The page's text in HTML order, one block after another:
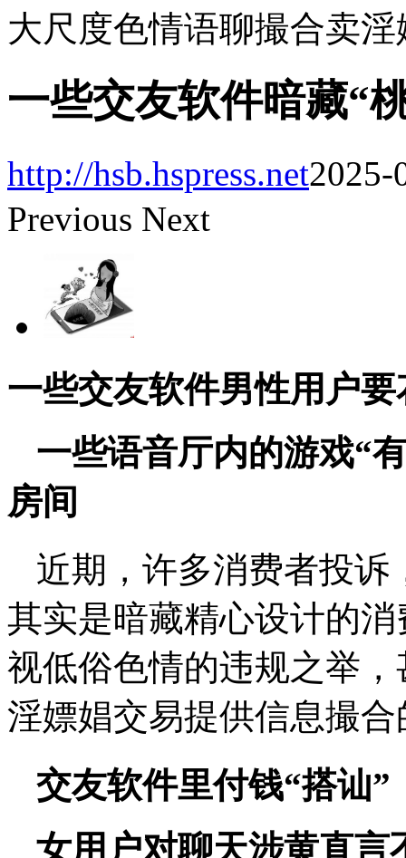
大尺度色情语聊撮合卖淫
一些交友软件暗藏“
http://hsb.hspress.net2025-
Previous Next
一些交友软件男性用户
一些语音厅内的游戏“
房间
近期，许多消费者投诉
其实是暗藏精心设计的
视低俗色情的违规之举
淫嫖娼交易提供信息撮
交友软件里付钱“搭讪”
女用户对聊天涉黄直言